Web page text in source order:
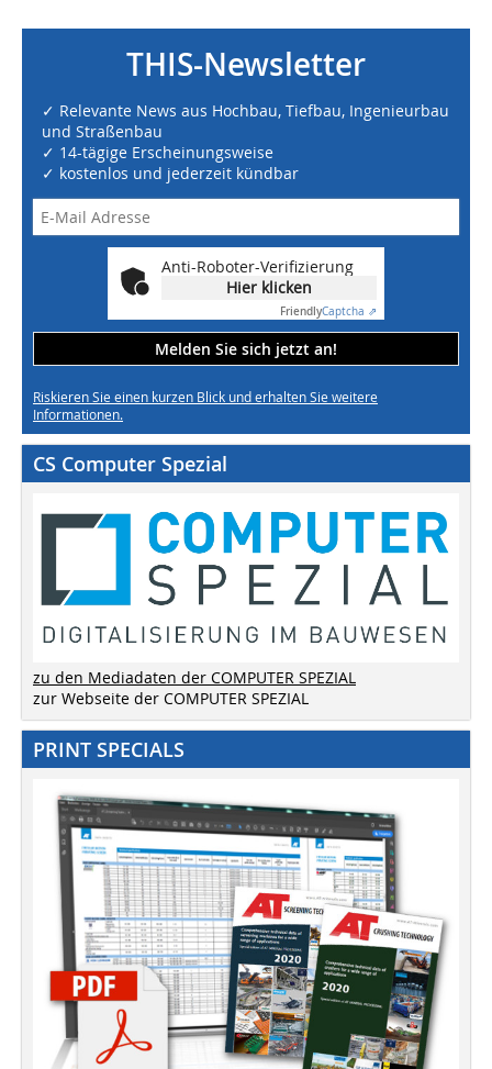
THIS-Newsletter
✓ Relevante News aus Hochbau, Tiefbau, Ingenieurbau
und Straßenbau
✓ 14-tägige Erscheinungsweise
✓ kostenlos und jederzeit kündbar
Anti-Roboter-Verifizierung
Hier klicken
FriendlyCaptcha ⇗
Melden Sie sich jetzt an!
Riskieren Sie einen kurzen Blick und erhalten Sie weitere
Informationen.
CS Computer Spezial
zu den Mediadaten der COMPUTER SPEZIAL
zur Webseite der COMPUTER SPEZIAL
PRINT SPECIALS